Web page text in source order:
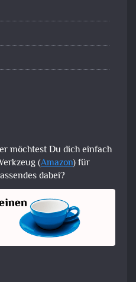
möchtest Du dich einfach
(Amazon) für
dabei?